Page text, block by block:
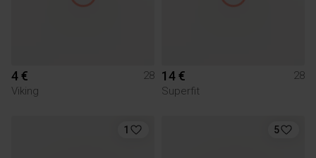
4 €
28
Viking
14 €
28
Superfit
1 5